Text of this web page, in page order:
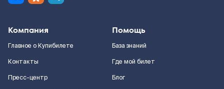
Компания
Главное о Купибилете
Контакты
Пресс-центр
Помощь
База знаний
Где мой билет
Блог